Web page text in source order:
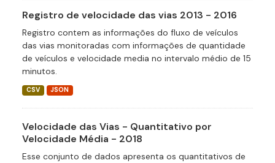
Registro de velocidade das vias 2013 - 2016
Registro contem as informações do fluxo de veículos
das vias monitoradas com informações de quantidade
de veículos e velocidade media no intervalo médio de 15
minutos.
CSV JSON
Velocidade das Vias - Quantitativo por
Velocidade Média - 2018
Esse conjunto de dados apresenta os quantitativos de